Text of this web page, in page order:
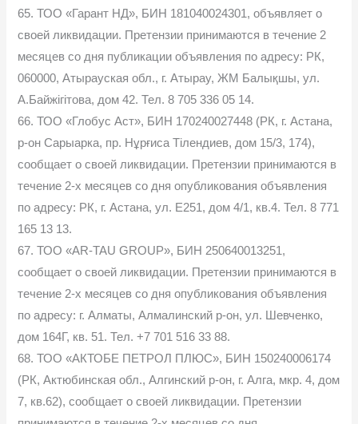
65. ТОО «Гарант НД», БИН 181040024301, объявляет о
своей ликвидации. Претензии принимаются в течение 2
месяцев со дня публикации объявления по адресу: РК,
060000, Атырауская обл., г. Атырау, ЖМ Балықшы, ул.
А.Байжігітова, дом 42. Тел. 8 705 336 05 14.
66. ТОО «Глобус Аст», БИН 170240027448 (РК, г. Астана,
р-он Сарыарка, пр. Нұрғиса Тілендиев, дом 15/3, 174),
сообщает о своей ликвидации. Претензии принимаются в
течение 2-х месяцев со дня опубликования объявления
по адресу: РК, г. Астана, ул. Е251, дом 4/1, кв.4. Тел. 8 771
165 13 13.
67. ТОО «AR-TAU GROUP», БИН 250640013251,
сообщает о своей ликвидации. Претензии принимаются в
течение 2-х месяцев со дня опубликования объявления
по адресу: г. Алматы, Алмалинский р-он, ул. Шевченко,
дом 164Г, кв. 51. Тел. +7 701 516 33 88.
68. ТОО «АКТОБЕ ПЕТРОЛ ПЛЮС», БИН 150240006174
(РК, Актюбинская обл., Алгинский р-он, г. Алга, мкр. 4, дом
7, кв.62), сообщает о своей ликвидации. Претензии